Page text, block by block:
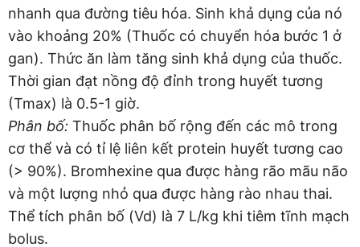
nhanh qua đường tiêu hóa. Sinh khả dụng của nó
vào khoảng 20% (Thuốc có chuyển hóa bước 1 ở
gan). Thức ăn làm tăng sinh khả dụng của thuốc.
Thời gian đạt nồng độ đỉnh trong huyết tương
(Tmax) là 0.5-1 giờ.
Phân bố: Thuốc phân bố rộng đến các mô trong
cơ thể và có tỉ lệ liên kết protein huyết tương cao
(> 90%). Bromhexine qua được hàng rão mãu não
và một lượng nhỏ qua được hàng rào nhau thai.
Thể tích phân bố (Vd) là 7 L/kg khi tiêm tĩnh mạch
bolus.